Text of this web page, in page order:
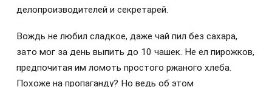
делопроизводителей и секретарей.
Вождь не любил сладкое, даже чай пил без сахара,
зато мог за день выпить до 10 чашек. Не ел пирожков,
предпочитая им ломоть простого ржаного хлеба.
Похоже на пропаганду? Но ведь об этом